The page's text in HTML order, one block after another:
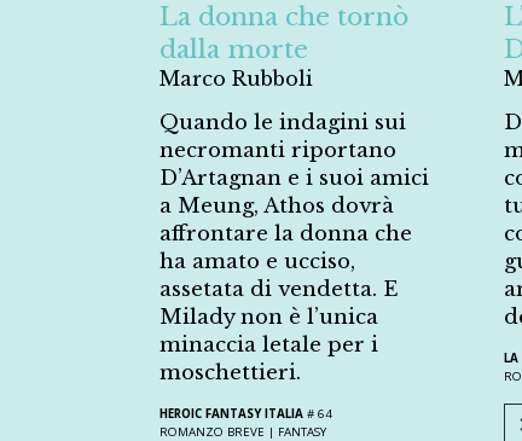
La donna che tornò
dalla morte
Marco Rubboli
Quando le indagini sui
necromanti riportano
D’Artagnan e i suoi amici
a Meung, Athos dovrà
affrontare la donna che
ha amato e ucciso,
assetata di vendetta. E
Milady non è l’unica
minaccia letale per i
moschettieri.
HEROIC FANTASY ITALIA # 64
ROMANZO BREVE | FANTASY
LA